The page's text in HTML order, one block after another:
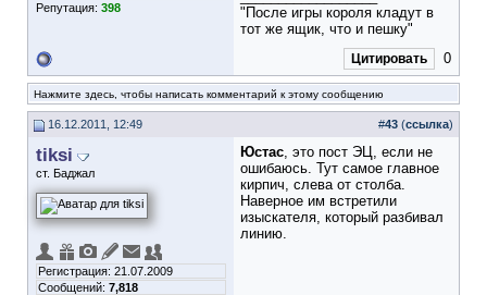
Репутация: 398
"После игры короля кладут в
тот же ящик, что и пешку"
Цитировать 0
Нажмите здесь, чтобы написать комментарий к этому сообщению
16.12.2011, 12:49 #43 (ссылка)
tiksi
ст. Баджал
Регистрация: 21.07.2009
Сообщений: 7,818
Юстас, это пост ЭЦ, если не
ошибаюсь. Тут самое главное
кирпич, слева от столба.
Наверное им встретили
изыскателя, который разбивал
линию.